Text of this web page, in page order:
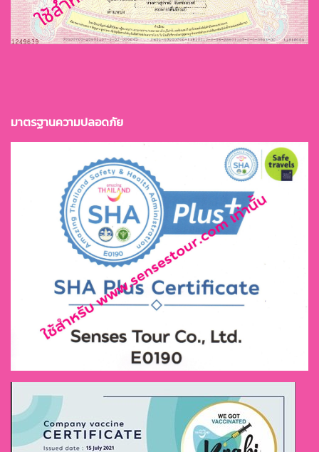
มาตรฐานความปลอดภัย